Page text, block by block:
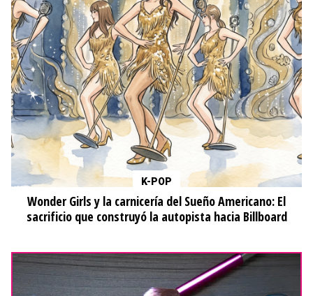
K-POP
Wonder Girls y la carnicería del Sueño Americano: El
sacrificio que construyó la autopista hacia Billboard